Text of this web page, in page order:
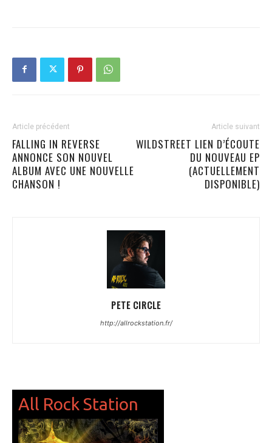
Article précédent
FALLING IN REVERSE
ANNONCE SON NOUVEL
ALBUM AVEC UNE NOUVELLE
CHANSON !
Article suivant
WILDSTREET LIEN D’ÉCOUTE
DU NOUVEAU EP
(ACTUELLEMENT
DISPONIBLE)
PETE CIRCLE
http://allrockstation.fr/